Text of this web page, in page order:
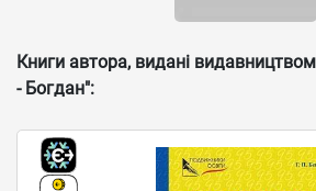
Книги автора, видані
- Богдан":